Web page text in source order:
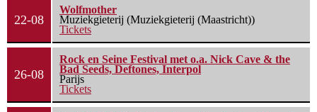
22-08
Wolfmother
Muziekgieterij (Muziekgieterij (Maastricht))
Tickets
26-08
Rock en Seine Festival met o.a. Nick Cave & the
Bad Seeds, Deftones, Interpol
Parijs
Tickets